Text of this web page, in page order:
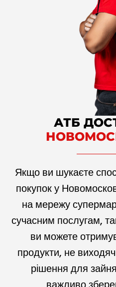
АТБ
Якщо ви шукаєте
покупок у
на мережу
сучасним послугам,
ви можете
продукти, не
рішення для